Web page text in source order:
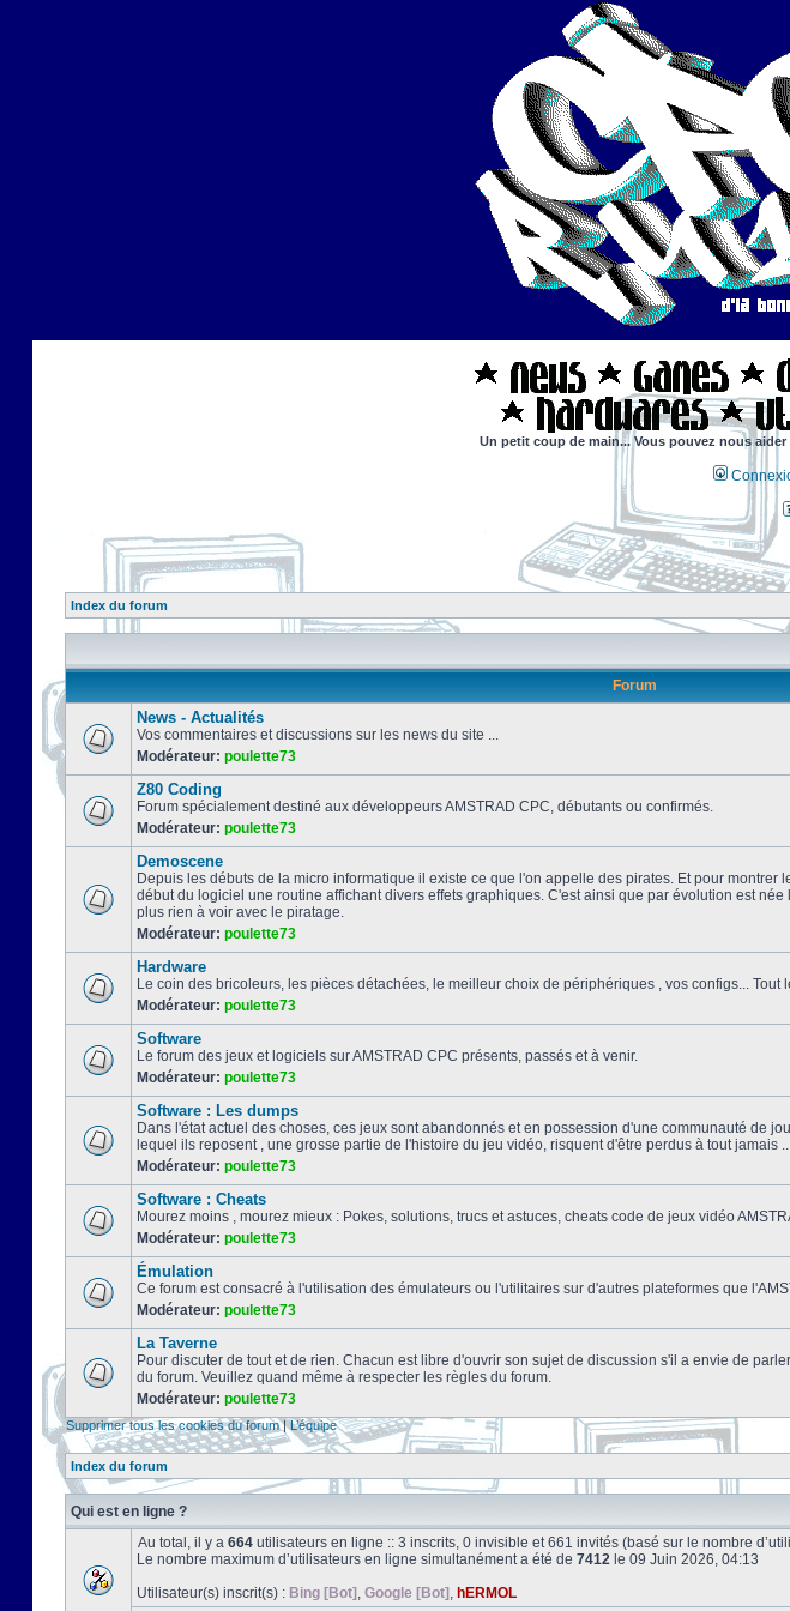
Un petit coup de main... Vous pouvez nous
Index du forum
Forum
News - Actualités
Vos commentaires et discussions sur les news du site ...
Modérateur: poulette73
Z80 Coding
Forum spécialement destiné aux développeurs AMSTRAD CPC, débutants ou confirmés.
Modérateur: poulette73
Demoscene
Depuis les débuts de la micro informatique il existe ce que l'on appelle des pirates. Et pour
début du logiciel une routine affichant divers effets graphiques. C'est ainsi que par évolution est
plus rien à voir avec le piratage.
Modérateur: poulette73
Hardware
Le coin des bricoleurs, les pièces détachées, le meilleur choix de périphériques , vos configs... Tout
Modérateur: poulette73
Software
Le forum des jeux et logiciels sur AMSTRAD CPC présents, passés et à venir.
Modérateur: poulette73
Software : Les dumps
Dans l'état actuel des choses, ces jeux sont abandonnés et en possession d'une communauté de
lequel ils reposent , une grosse partie de l'histoire du jeu vidéo, risquent d'être perdus à tout jamais
Modérateur: poulette73
Software : Cheats
Mourez moins , mourez mieux : Pokes, solutions, trucs et astuces, cheats code de jeux vidéo
Modérateur: poulette73
Émulation
Ce forum est consacré à l'utilisation des émulateurs ou l'utilitaires sur d'autres plateformes que
Modérateur: poulette73
La Taverne
Pour discuter de tout et de rien. Chacun est libre d'ouvrir son sujet de discussion s'il a envie de
du forum. Veuillez quand même à respecter les règles du forum.
Modérateur: poulette73
Supprimer tous les cookies du forum|L’équipe
Index du forum
Qui est en ligne ?
Au total, il y a 664 utilisateurs en ligne :: 3 inscrits, 0 invisible et 661 invités (basé sur le nombre
Le nombre maximum d’utilisateurs en ligne simultanément a été de 7412 le 09 Juin 2026, 04:13
Utilisateur(s) inscrit(s) : Bing [Bot] , Google [Bot] , hERMOL